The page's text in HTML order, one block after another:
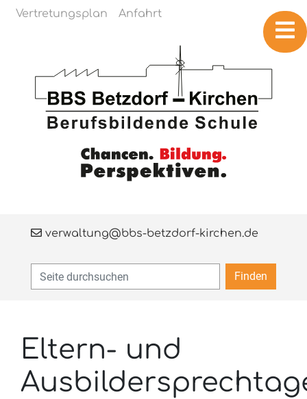
Navigation überspringen
Vertretungsplan Anfahrt
verwaltung@bbs-betzdorf-kirchen.de
Finden
Eltern- und